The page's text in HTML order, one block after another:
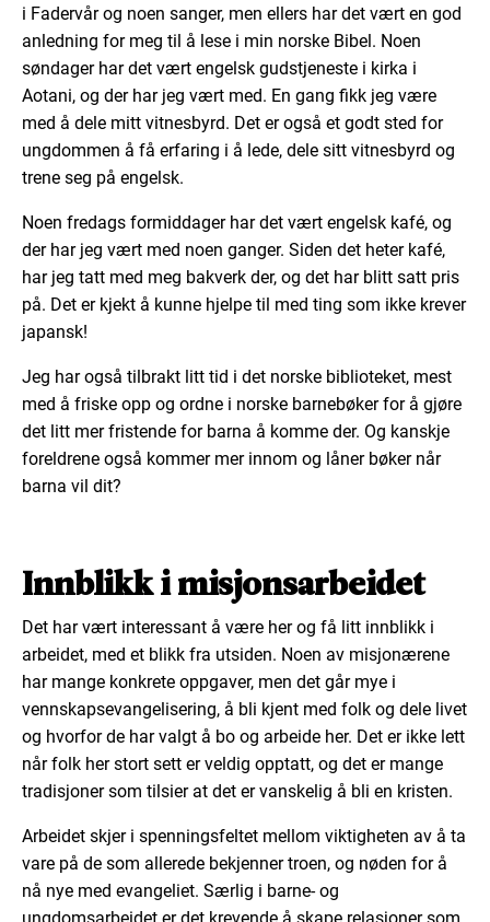
i Fadervår og noen sanger, men ellers har det vært en god
anledning for meg til å lese i min norske Bibel. Noen
søndager har det vært engelsk gudstjeneste i kirka i
Aotani, og der har jeg vært med. En gang fikk jeg være
med å dele mitt vitnesbyrd. Det er også et godt sted for
ungdommen å få erfaring i å lede, dele sitt vitnesbyrd og
trene seg på engelsk.
Noen fredags formiddager har det vært engelsk kafé, og
der har jeg vært med noen ganger. Siden det heter kafé,
har jeg tatt med meg bakverk der, og det har blitt satt pris
på. Det er kjekt å kunne hjelpe til med ting som ikke krever
japansk!
Jeg har også tilbrakt litt tid i det norske biblioteket, mest
med å friske opp og ordne i norske barnebøker for å gjøre
det litt mer fristende for barna å komme der. Og kanskje
foreldrene også kommer mer innom og låner bøker når
barna vil dit?
Innblikk i misjonsarbeidet
Det har vært interessant å være her og få litt innblikk i
arbeidet, med et blikk fra utsiden. Noen av misjonærene
har mange konkrete oppgaver, men det går mye i
vennskapsevangelisering, å bli kjent med folk og dele livet
og hvorfor de har valgt å bo og arbeide her. Det er ikke lett
når folk her stort sett er veldig opptatt, og det er mange
tradisjoner som tilsier at det er vanskelig å bli en kristen.
Arbeidet skjer i spenningsfeltet mellom viktigheten av å ta
vare på de som allerede bekjenner troen, og nøden for å
nå nye med evangeliet. Særlig i barne- og